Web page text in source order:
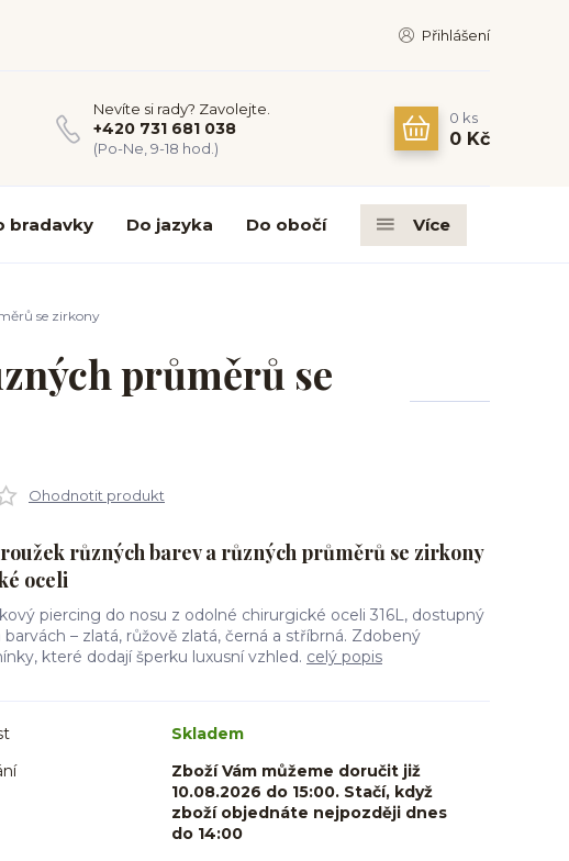
Přihlášení
Nevíte si rady? Zavolejte.
+420 731 681 038
(Po-Ne, 9-18 hod.)
0 ks
0 Kč
bradavky Do jazyka Do obočí Více
se zirkony
průměrů se
Ohodnotit produkt
různých barev a různých průměrů se zirkony
oceli
piercing do nosu z odolné chirurgické oceli 316L, dostupný
– zlatá, růžově zlatá, černá a stříbrná. Zdobený
které dodají šperku luxusní vzhled. celý popis
Skladem
Zboží Vám můžeme doručit již
10.08.2026 do 15:00. Stačí, když
zboží objednáte nejpozději dnes
do 14:00